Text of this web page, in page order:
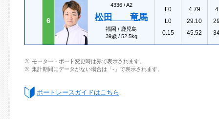
6
4336 /A2
松田 竜馬
福岡 / 鹿児島
39歳 / 52.5kg
F0
L0
0.15
4.79
29.10
45.52
モーター・ボート変更時は赤で表示されます。
集計期間にデータがない場合は「-」で表示されます。
ボートレースガイドはこちら